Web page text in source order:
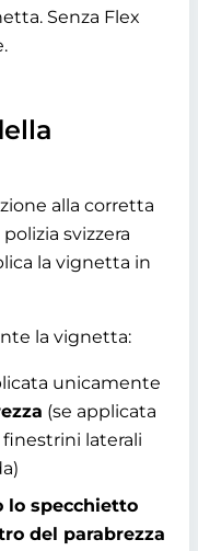
Senza Flex
alla corretta
svizzera
la vignetta in
la vignetta:
unicamente
(se applicata
laterali
lo specchietto
del parabrezza